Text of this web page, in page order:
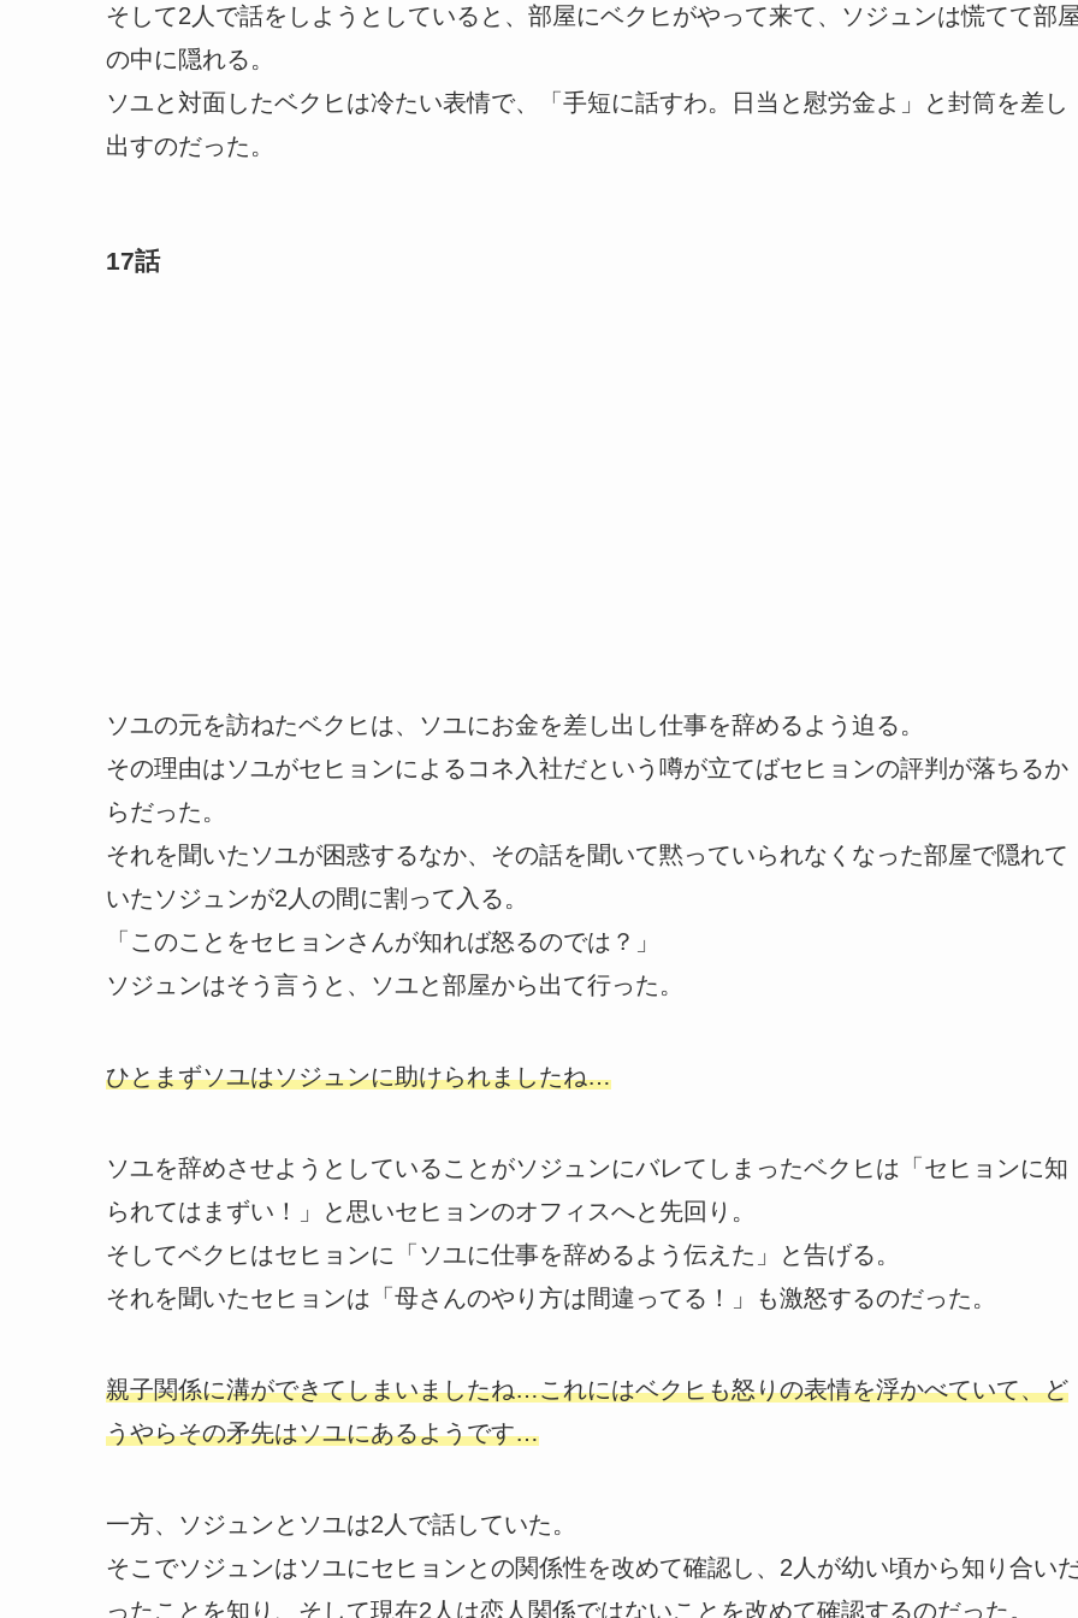
そして2人で話をしようとしていると、部屋にベクヒがやって来て、ソジュンは慌てて部
の中に隠れる。
ソユと対面したベクヒは冷たい表情で、「手短に話すわ。日当と慰労金よ」と封筒を差し
出すのだった。
17話
ソユの元を訪ねたベクヒは、ソユにお金を差し出し仕事を辞めるよう迫る。
その理由はソユがセヒョンによるコネ入社だという噂が立てばセヒョンの評判が落ちるか
らだった。
それを聞いたソユが困惑するなか、その話を聞いて黙っていられなくなった部屋で隠れて
いたソジュンが2人の間に割って入る。
「このことをセヒョンさんが知れば怒るのでは？」
ソジュンはそう言うと、ソユと部屋から出て行った。
ひとまずソユはソジュンに助けられましたね…
ソユを辞めさせようとしていることがソジュンにバレてしまったベクヒは「セヒョンに知
られてはまずい！」と思いセヒョンのオフィスへと先回り。
そしてベクヒはセヒョンに「ソユに仕事を辞めるよう伝えた」と告げる。
それを聞いたセヒョンは「母さんのやり方は間違ってる！」も激怒するのだった。
親子関係に溝ができてしまいましたね…これにはベクヒも怒りの表情を浮かべていて、ど
うやらその矛先はソユにあるようです…
一方、ソジュンとソユは2人で話していた。
そこでソジュンはソユにセヒョンとの関係性を改めて確認し、2人が幼い頃から知り合い
ったことを知り、そして現在2人は恋人関係ではないことを改めて確認するのだった。